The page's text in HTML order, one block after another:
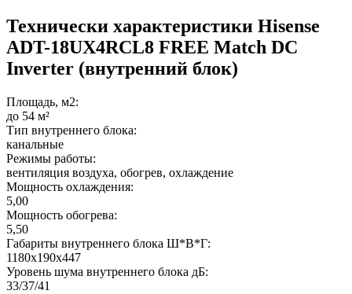
Технически характеристики Hisense
ADT-18UX4RCL8 FREE Match DC
Inverter (внутренний блок)
Площадь, м2:
до 54 м²
Тип внутреннего блока:
канальные
Режимы работы:
вентиляция воздуха, обогрев, охлаждение
Мощность охлаждения:
5,00
Мощность обогрева:
5,50
Габариты внутреннего блока Ш*В*Г:
1180x190x447
Уровень шума внутреннего блока дБ:
33/37/41